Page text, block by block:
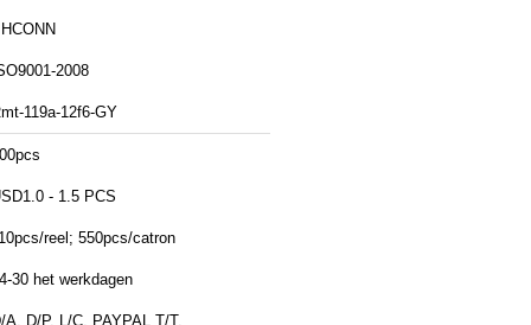
2008
119a-12f6-GY
- 1.5 PCS
reel; 550pcs/catron
30 het werkdagen
A, D/P, L/C, PAYPAL T/T,